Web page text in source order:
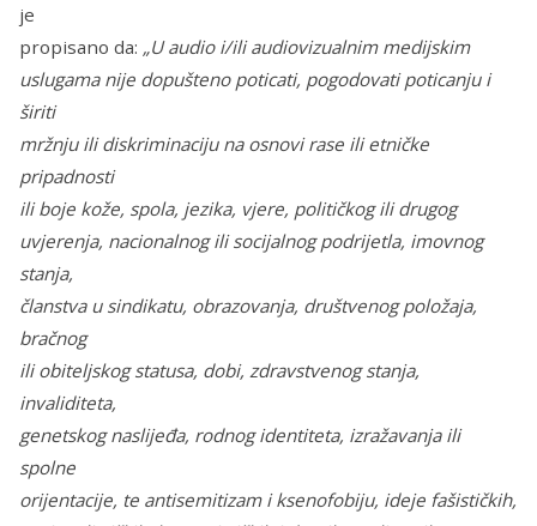
je
propisano da: „U audio i/ili audiovizualnim medijskim
uslugama nije dopušteno poticati, pogodovati poticanju i
širiti
mržnju ili diskriminaciju na osnovi rase ili etničke
pripadnosti
ili boje kože, spola, jezika, vjere, političkog ili drugog
uvjerenja, nacionalnog ili socijalnog podrijetla, imovnog
stanja,
članstva u sindikatu, obrazovanja, društvenog položaja,
bračnog
ili obiteljskog statusa, dobi, zdravstvenog stanja,
invaliditeta,
genetskog naslijeđa, rodnog identiteta, izražavanja ili
spolne
orijentacije, te antisemitizam i ksenofobiju, ideje fašističkih,